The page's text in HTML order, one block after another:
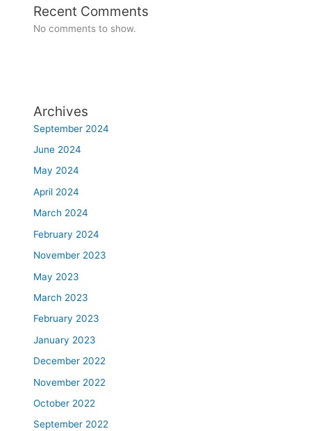
Recent Comments
No comments to show.
Archives
September 2024
June 2024
May 2024
April 2024
March 2024
February 2024
November 2023
May 2023
March 2023
February 2023
January 2023
December 2022
November 2022
October 2022
September 2022